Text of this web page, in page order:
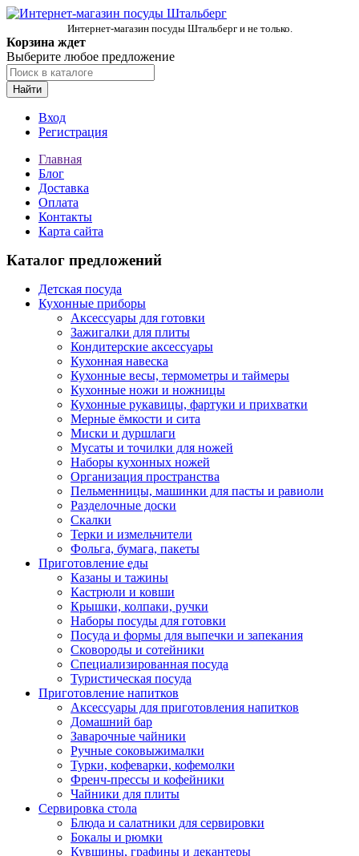
Интернет-магазин посуды Штальберг и не только.
Корзина ждет
Выберите любое предложение
Найти
Вход
Регистрация
Главная
Блог
Доставка
Оплата
Контакты
Карта сайта
Каталог предложений
Детская посуда
Кухонные приборы
Аксессуары для готовки
Зажигалки для плиты
Кондитерские аксессуары
Кухонная навеска
Кухонные весы, термометры и таймеры
Кухонные ножи и ножницы
Кухонные рукавицы, фартуки и прихватки
Мерные ёмкости и сита
Миски и дуршлаги
Мусаты и точилки для ножей
Наборы кухонных ножей
Организация пространства
Пельменницы, машинки для пасты и равиоли
Разделочные доски
Скалки
Терки и измельчители
Фольга, бумага, пакеты
Приготовление еды
Казаны и тажины
Кастрюли и ковши
Крышки, колпаки, ручки
Наборы посуды для готовки
Посуда и формы для выпечки и запекания
Сковороды и сотейники
Специализированная посуда
Туристическая посуда
Приготовление напитков
Аксессуары для приготовления напитков
Домашний бар
Заварочные чайники
Ручные соковыжималки
Турки, кофеварки, кофемолки
Френч-прессы и кофейники
Чайники для плиты
Сервировка стола
Блюда и салатники для сервировки
Бокалы и рюмки
Кувшины, графины и декантеры